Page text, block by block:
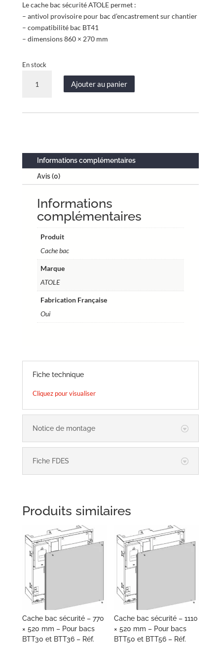
Le cache bac sécurité ATOLE permet :
– antivol provisoire pour bac d’encastrement sur chantier
– compatibilité bac BT41
– dimensions 860 × 270 mm
En stock
×
270
GCBT4
Ajouter au panier
Informations complémentaires
Avis (0)
Informations
complémentaires
Produit
Cache bac
Marque
ATOLE
Fabrication Française
Oui
Fiche technique
Cliquez pour visualiser
Notice de montage
Fiche FDES
Produits similaires
Cache bac sécurité – 770
× 520 mm – Pour bacs
BTT30 et BTT36 – Réf.
Cache bac sécurité – 1110
× 520 mm – Pour bacs
BTT50 et BTT56 – Réf.